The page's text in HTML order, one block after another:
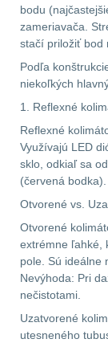
AR1512
.223
.243 .260
.30 .308
11
12GA,
bodu
zameriavača.
stačí priložiť bod
Podľa
niekoľkých
1. Reflexné
Reflexné
Využívajú LED
sklo, odkiaľ sa
(červená bodka).
Otvorené vs.
Otvorené
extrémne ľahké,
pole. Sú ideálne
Nevýhoda: Pri
nečistotami.
Uzatvorené
utesneného